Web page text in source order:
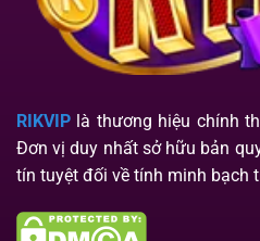
RIKVIP là thương hiệu chính
Đơn vị duy nhất sở hữu bản
tín tuyệt đối về tính minh bạch